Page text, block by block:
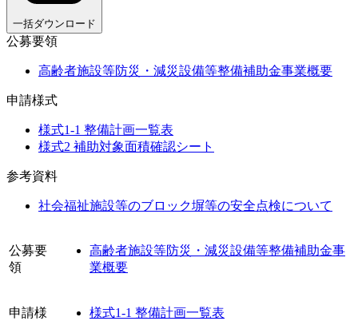
一括ダウンロード
公募要領
高齢者施設等防災・減災設備等整備補助金事業概要
申請様式
様式1-1 整備計画一覧表
様式2 補助対象面積確認シート
参考資料
社会福祉施設等のブロック塀等の安全点検について
公募要
領
高齢者施設等防災・減災設備等整備補助金事
業概要
申請様 様式1-1 整備計画一覧表